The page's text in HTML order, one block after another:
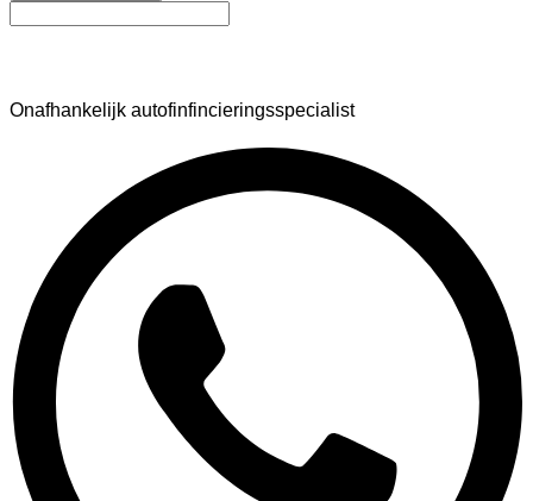
Onafhankelijk autofinfincieringsspecialist